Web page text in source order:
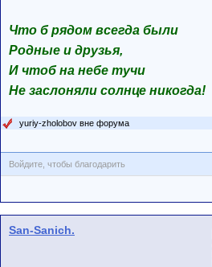
Что б рядом всегда были
Родные и друзья,
И чтоб на небе тучи
Не заслоняли солнце никогда!
yuriy-zholobov вне форума
Войдите, чтобы благодарить
San-Sanich.